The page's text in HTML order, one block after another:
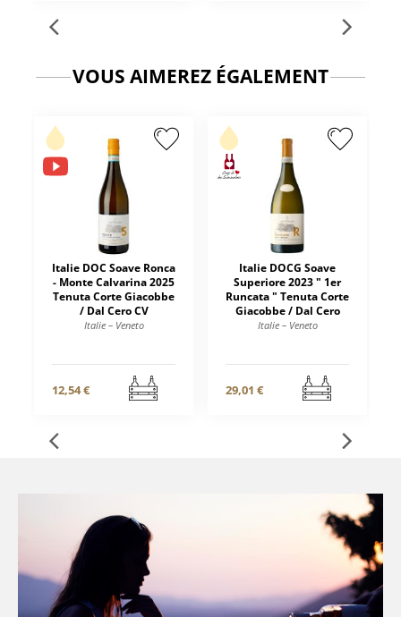
VOUS AIMEREZ ÉGALEMENT
Italie DOC Soave Ronca
- Monte Calvarina 2025
Tenuta Corte Giacobbe
/ Dal Cero CV
Italie – Veneto
12,54 €
Italie DOCG Soave
Superiore 2023 " 1er
Runcata " Tenuta Corte
Giacobbe / Dal Cero
Italie – Veneto
29,01 €